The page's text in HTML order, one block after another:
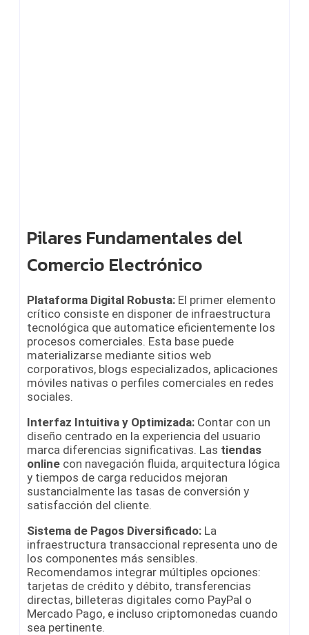
Pilares Fundamentales del
Comercio Electrónico
Plataforma Digital Robusta: El primer elemento
crítico consiste en disponer de infraestructura
tecnológica que automatice eficientemente los
procesos comerciales. Esta base puede
materializarse mediante sitios web
corporativos, blogs especializados, aplicaciones
móviles nativas o perfiles comerciales en redes
sociales.
Interfaz Intuitiva y Optimizada: Contar con un
diseño centrado en la experiencia del usuario
marca diferencias significativas. Las tiendas
online con navegación fluida, arquitectura lógica
y tiempos de carga reducidos mejoran
sustancialmente las tasas de conversión y
satisfacción del cliente.
Sistema de Pagos Diversificado: La
infraestructura transaccional representa uno de
los componentes más sensibles.
Recomendamos integrar múltiples opciones:
tarjetas de crédito y débito, transferencias
directas, billeteras digitales como PayPal o
Mercado Pago, e incluso criptomonedas cuando
sea pertinente.